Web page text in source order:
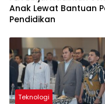
Anak Lewat Bantuan
Pendidikan
Teknologi